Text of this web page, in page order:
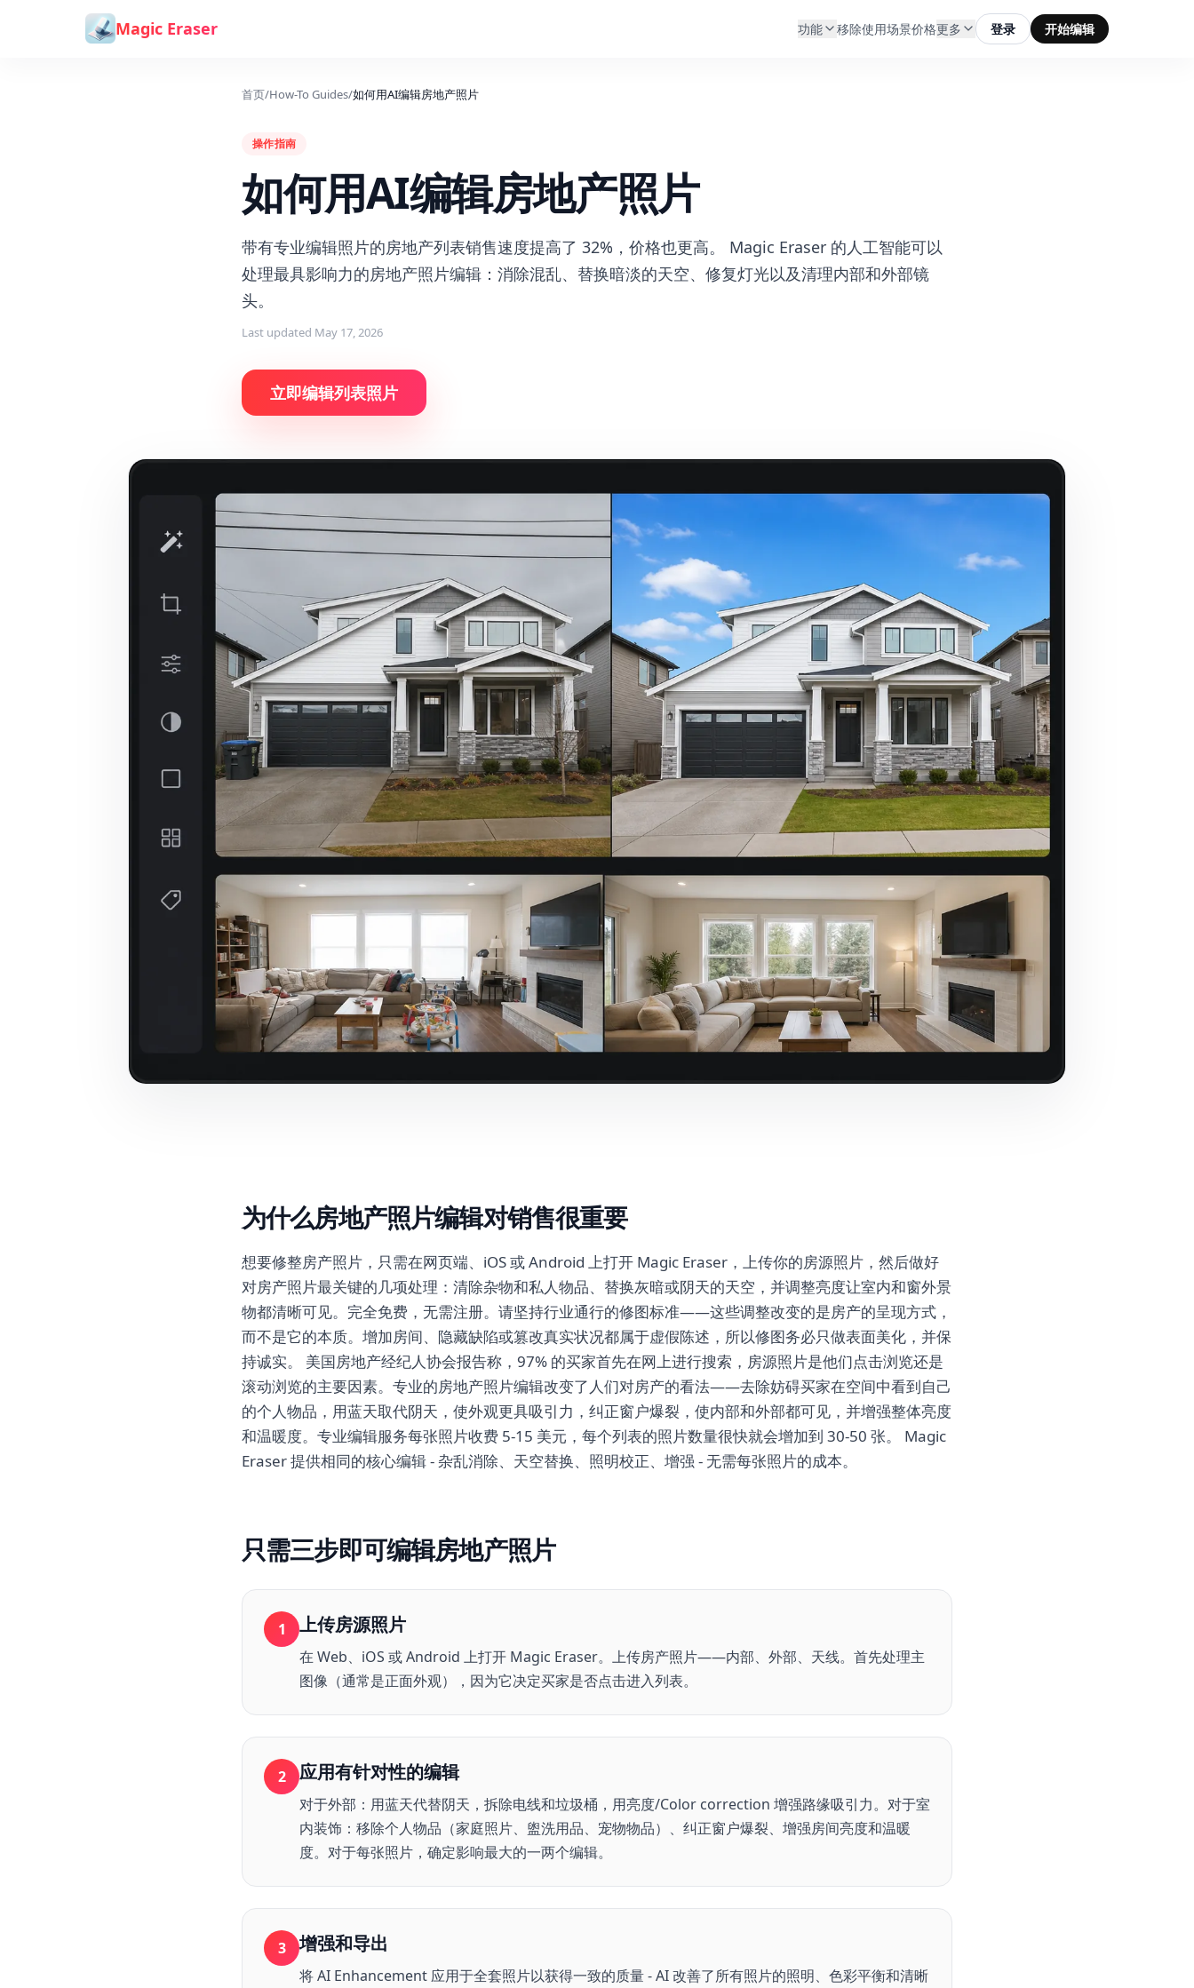
Magic Eraser 功能 移除使用场景价格更多 登录 开始编辑
首页/How-To Guides/如何用AI编辑房地产照片
操作指南
如何用AI编辑房地产照片
带有专业编辑照片的房地产列表销售速度提高了 32%，价格也更高。 Magic Eraser 的人工智能可以
处理最具影响力的房地产照片编辑：消除混乱、替换暗淡的天空、修复灯光以及清理内部和外部镜
头。
Last updated May 17, 2026
立即编辑列表照片
为什么房地产照片编辑对销售很重要
想要修整房产照片，只需在网页端、iOS 或 Android 上打开 Magic Eraser，上传你的房源照片，然后做好
对房产照片最关键的几项处理：清除杂物和私人物品、替换灰暗或阴天的天空，并调整亮度让室内和窗外景
物都清晰可见。完全免费，无需注册。请坚持行业通行的修图标准——这些调整改变的是房产的呈现方式，
而不是它的本质。增加房间、隐藏缺陷或篡改真实状况都属于虚假陈述，所以修图务必只做表面美化，并保
持诚实。 美国房地产经纪人协会报告称，97% 的买家首先在网上进行搜索，房源照片是他们点击浏览还是
滚动浏览的主要因素。专业的房地产照片编辑改变了人们对房产的看法——去除妨碍买家在空间中看到自己
的个人物品，用蓝天取代阴天，使外观更具吸引力，纠正窗户爆裂，使内部和外部都可见，并增强整体亮度
和温暖度。专业编辑服务每张照片收费 5-15 美元，每个列表的照片数量很快就会增加到 30-50 张。 Magic
Eraser 提供相同的核心编辑 - 杂乱消除、天空替换、照明校正、增强 - 无需每张照片的成本。
只需三步即可编辑房地产照片
1 上传房源照片
在 Web、iOS 或 Android 上打开 Magic Eraser。上传房产照片——内部、外部、天线。首先处理主
图像（通常是正面外观），因为它决定买家是否点击进入列表。
2 应用有针对性的编辑
对于外部：用蓝天代替阴天，拆除电线和垃圾桶，用亮度/Color correction 增强路缘吸引力。对于室
内装饰：移除个人物品（家庭照片、盥洗用品、宠物物品）、纠正窗户爆裂、增强房间亮度和温暖
度。对于每张照片，确定影响最大的一两个编辑。
3 增强和导出
将 AI Enhancement 应用于全套照片以获得一致的质量 - AI 改善了所有照片的照明、色彩平衡和清晰